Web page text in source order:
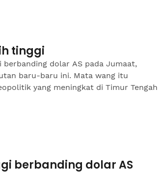
tinggi
dolar AS pada Jumaat,
baru-baru ini. Mata wang itu
yang meningkat di Timur Tengah
berbanding dolar AS